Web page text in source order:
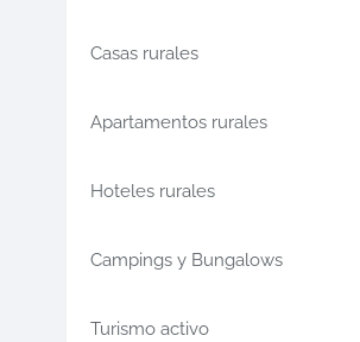
Casas rurales
Apartamentos rurales
Hoteles rurales
Campings y Bungalows
Turismo activo